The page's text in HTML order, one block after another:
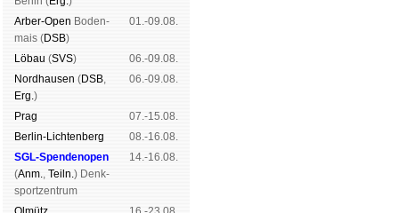
Arber-Open Boden­
mais (DSB)
01.-09.08.
Lö­bau (SVS)
06.-09.08.
Nord­hau­sen (DSB,
Erg.)
06.-09.08.
Prag
07.-15.08.
Berlin-Lich­ten­berg
08.-16.08.
SGL-Spenden­open
(Anm., Teiln.) Denk­
sport­zen­trum
14.-16.08.